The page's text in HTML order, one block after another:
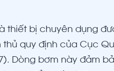
thiết bị chuyên dụng
thủ quy định của Cục
Dòng bơm này đảm